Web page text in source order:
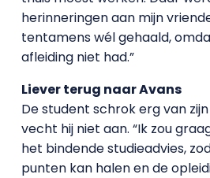
herinneringen aan mijn
tentamens wél gehaald,
afleiding niet had.”
Liever terug naar Avans
De student schrok erg van
vecht hij niet aan. “Ik zou
het bindende studieadvies,
punten kan halen en de